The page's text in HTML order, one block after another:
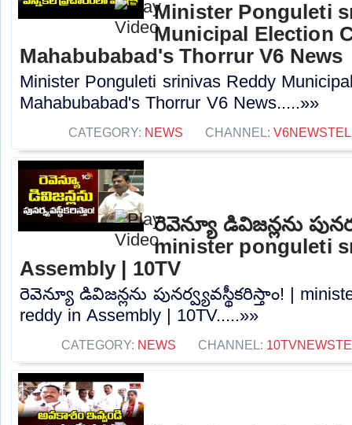
Minister Ponguleti
Municipal Election
Mahabubabad's Thorrur V6 News
Minister Ponguleti srinivas Reddy
Mahabubabad's Thorrur V6 News.....»»
CATEGORY: NEWS CHANNEL:
రెవెన్యూ డివిజన్ల‎ను
minister ponguleti
Assembly | 10TV
రెవెన్యూ డివిజన్ల‎ను పునర్వ్యవస్థీకరిస్తాం! |
reddy in Assembly | 10TV.....»»
CATEGORY: NEWS CHANNEL: